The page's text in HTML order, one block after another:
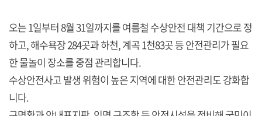
오는 1일부터 8월 31일까지를 여름철 수상안전 대책 기간으로 정
하고, 해수욕장 284곳과 하천, 계곡 1천83곳 등 안전관리가 필요
한 물놀이 장소를 중점 관리합니다.
수상안전사고 발생 위험이 높은 지역에 대한 안전관리도 강화합
니다.